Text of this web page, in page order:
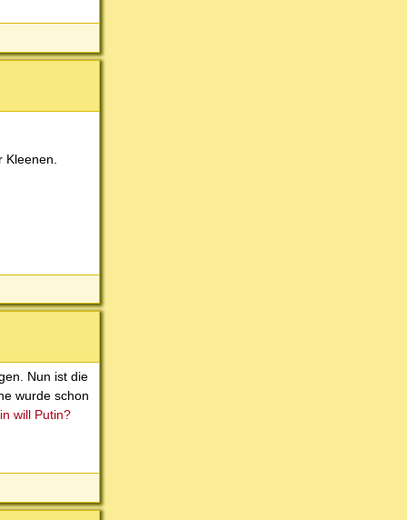
Nun ist die
wurde schon
will Putin?